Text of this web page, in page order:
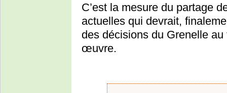
C’est la mesure du partage
actuelles qui devrait,
des décisions du Grenelle
œuvre.